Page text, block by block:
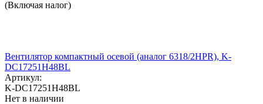
(Включая налог)
Вентилятор компактный осевой (аналог 6318/2HPR), K-
DC17251H48BL
Артикул:
K-DC17251H48BL
Нет в наличии